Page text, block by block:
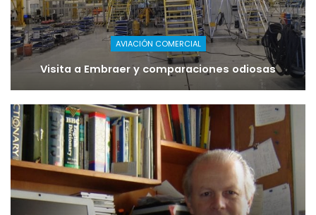
AVIACIÓN COMERCIAL
Visita a Embraer y comparaciones odiosas